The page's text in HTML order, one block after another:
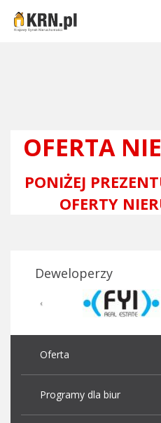
OFERTA
PONIŻEJ
OFERTY
Deweloperzy
Oferta
Programy dla biur